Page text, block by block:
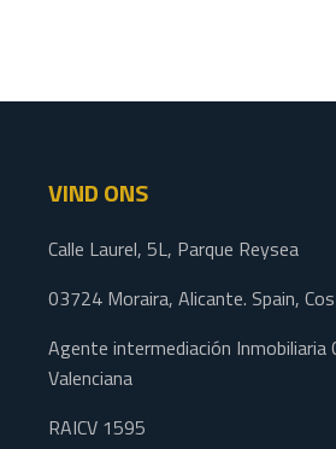
VIND ONS
Calle Laurel, 5L, Parque Reysea
03724 Moraira, Alicante. Spain,
Agente intermediación Inmobiliaria
Valenciana
RAICV 1595